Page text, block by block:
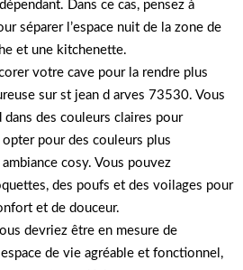
Dans ce cas, pensez à
séparer l’espace nuit de la zone de
et une kitchenette.
votre cave pour la rendre plus
sur st jean d arves 73530. Vous
des couleurs claires pour
pour des couleurs plus
cosy. Vous pouvez
des poufs et des voilages pour
et de douceur.
devriez être en mesure de
de vie agréable et fonctionnel,